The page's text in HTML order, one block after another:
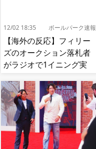
12/02 18:35 ボールパーク速報
【海外の反応】フィリー
ズのオークション落札者
がラジオで1イニング実